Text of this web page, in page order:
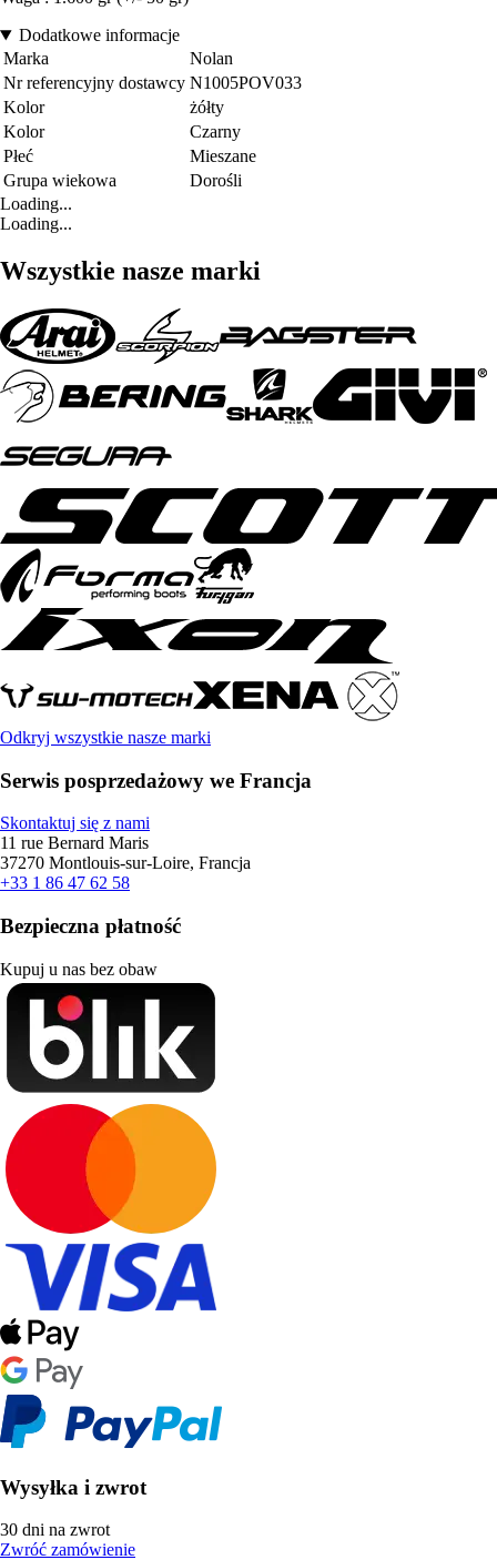
Dodatkowe informacje
Marka
Nolan
Nr referencyjny dostawcy N1005POV033
Kolor
żółty
Kolor
Czarny
Płeć
Mieszane
Grupa wiekowa
Dorośli
Loading...
Loading...
Wszystkie nasze marki
Odkryj wszystkie nasze marki
Serwis posprzedażowy we Francja
Skontaktuj się z nami
11 rue Bernard Maris
37270 Montlouis-sur-Loire, Francja
+33 1 86 47 62 58
Bezpieczna płatność
Kupuj u nas bez obaw
Wysyłka i zwrot
30 dni na zwrot
Zwróć zamówienie